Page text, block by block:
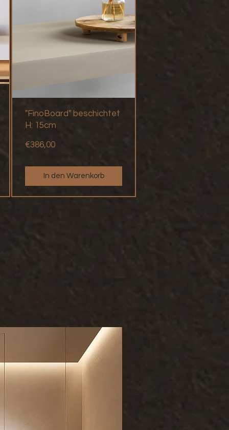
"FinoBoard" beschichtet
H: 15cm
€386,00Preis
In den Warenkorb